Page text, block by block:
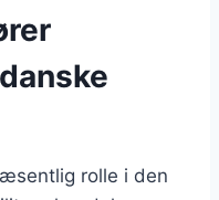
rolle i den